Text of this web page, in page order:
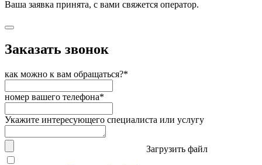
Ваша заявка принята, с вами свяжется оператор.
Заказать звонок
как можно к вам обращаться?*
номер вашего телефона*
Укажите интересующего специалиста или услугу
Загрузить файл